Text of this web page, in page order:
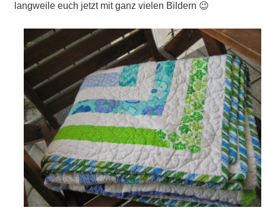
langweile euch jetzt mit ganz vielen Bildern 😉